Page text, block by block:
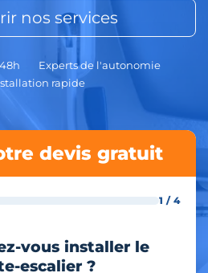
nos services
Experts de l'autonomie
rapide
devis gratuit
1 / 4
vous installer le
escalier ?